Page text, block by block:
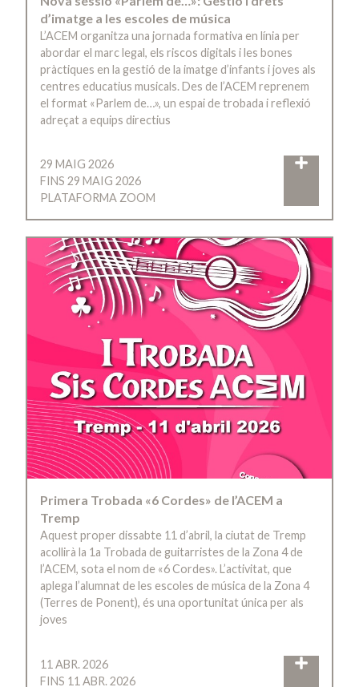
d’imatge a les escoles de música
L’ACEM organitza una jornada formativa en línia per
abordar el marc legal, els riscos digitals i les bones
pràctiques en la gestió de la imatge d’infants i joves als
centres educatius musicals. Des de l’ACEM reprenem
el format «Parlem de…», un espai de trobada i reflexió
adreçat a equips directius
29 MAIG 2026
FINS 29 MAIG 2026
PLATAFORMA ZOOM
Primera Trobada «6 Cordes» de l’ACEM a
Tremp
Aquest proper dissabte 11 d’abril, la ciutat de Tremp
acollirà la 1a Trobada de guitarristes de la Zona 4 de
l’ACEM, sota el nom de «6 Cordes». L’activitat, que
aplega l’alumnat de les escoles de música de la Zona 4
(Terres de Ponent), és una oportunitat única per als
joves
11 ABR. 2026
FINS 11 ABR. 2026